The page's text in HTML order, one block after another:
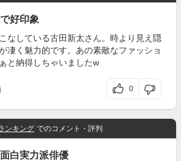
好印象
なしている古田新太さん。時より見え隠
凄く魅力的です。あの素敵なファッショ
と納得しちゃいましたw
0
ンキング でのコメント・評判
白実力派俳優